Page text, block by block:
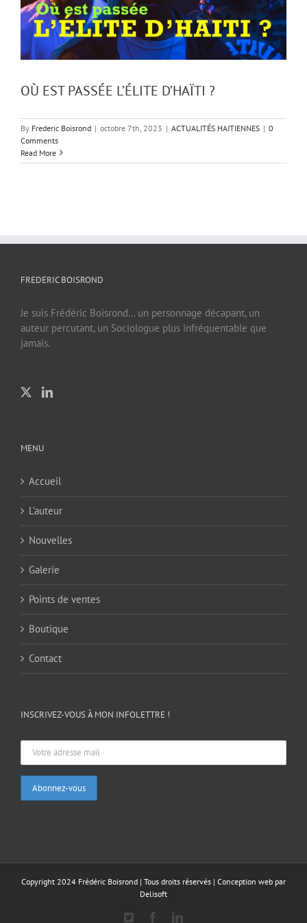
OÙ EST PASSÉE L’ÉLITE D’HAÏTI ?
By Frederic Boisrond | octobre 7th, 2023 | ACTUALITÉS HAITIENNES | 0
Comments
Read More
FREDERIC BOISROND
Je suis Frédéric Boisrond… un personnage décapant, un
auteur percutant, un Sociologue plus infréquentable que
jamais.
MENU
Accueil
L’auteur
Nouvelles
Galerie
Points de ventes
Boutique
Contact
INSCRIVEZ-VOUS À MON INFOLETTRE !
Copyright 2024 Frédéric Boisrond | Tous droits réservés | Conception web par
Delisoft
FacebookLinkedIn